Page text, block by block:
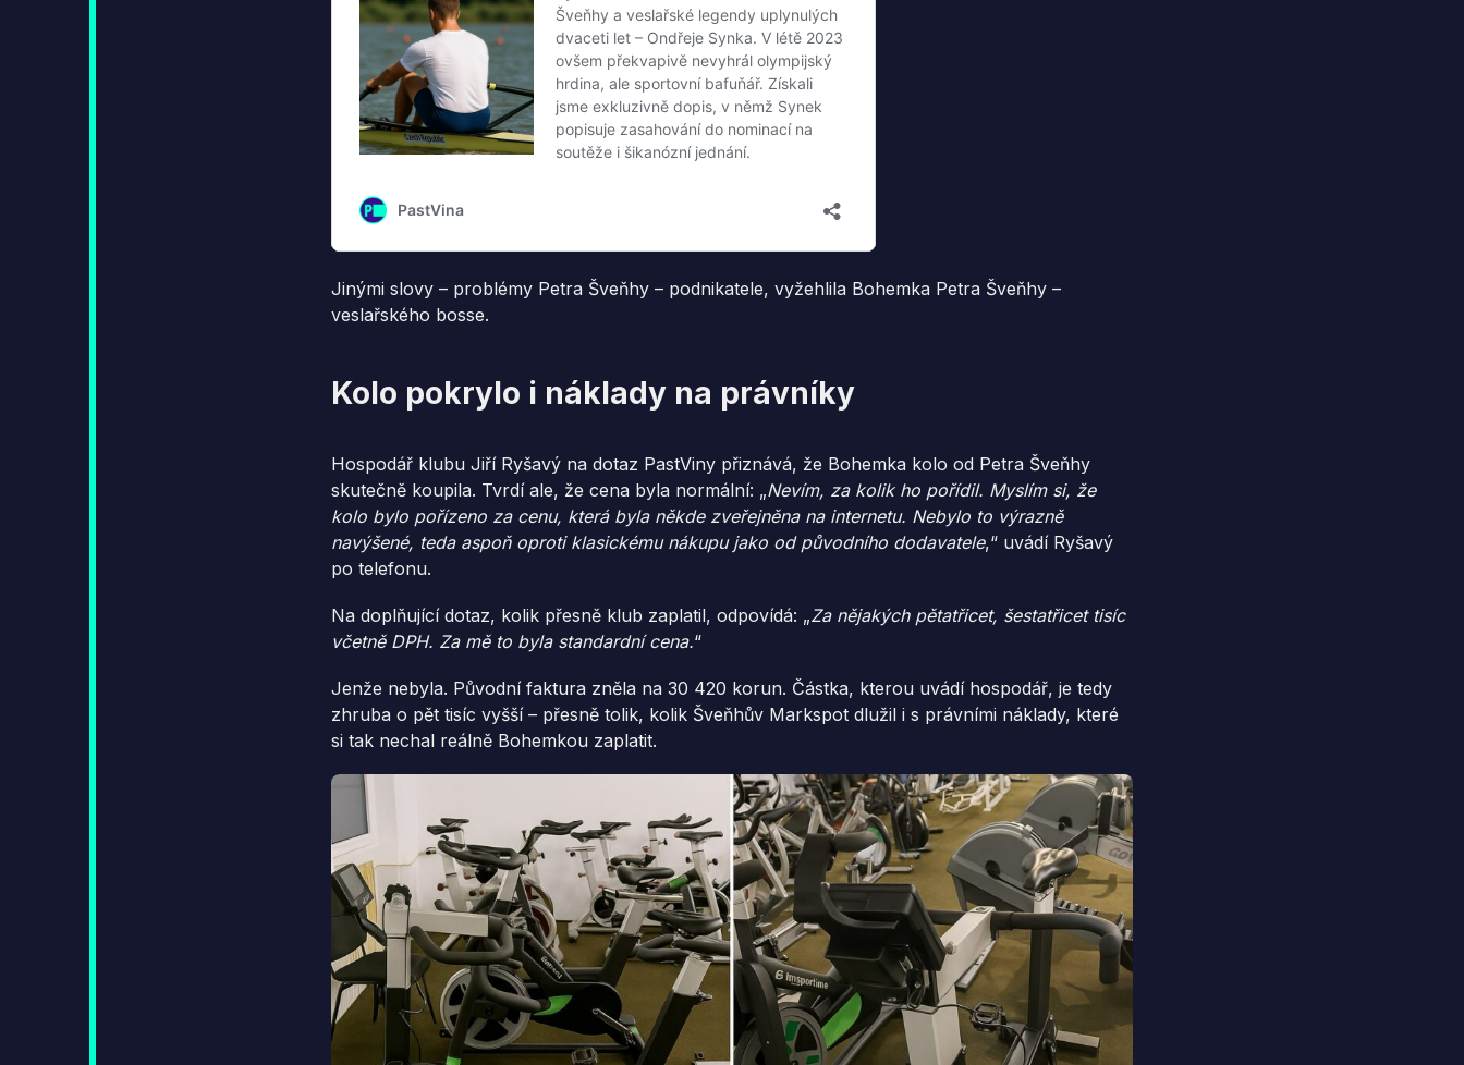
Jinými slovy – problémy Petra Šveňhy – podnikatele, vyžehlila Bohemka Petra Šveňhy –
veslařského bosse.
Kolo pokrylo i náklady na právníky
Hospodář klubu Jiří Ryšavý na dotaz PastViny přiznává, že Bohemka kolo od Petra Šveňhy
skutečně koupila. Tvrdí ale, že cena byla normální: „Nevím, za kolik ho pořídil. Myslím si, že
kolo bylo pořízeno za cenu, která byla někde zveřejněna na internetu. Nebylo to výrazně
navýšené, teda aspoň oproti klasickému nákupu jako od původního dodavatele,“ uvádí Ryšavý
po telefonu.
Na doplňující dotaz, kolik přesně klub zaplatil, odpovídá: „Za nějakých pětatřicet, šestatřicet tisíc
včetně DPH. Za mě to byla standardní cena.“
Jenže nebyla. Původní faktura zněla na 30 420 korun. Částka, kterou uvádí hospodář, je tedy
zhruba o pět tisíc vyšší – přesně tolik, kolik Šveňhův Markspot dlužil i s právními náklady, které
si tak nechal reálně Bohemkou zaplatit.